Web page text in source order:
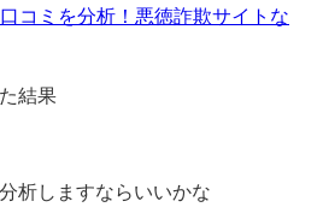
コミを分析！悪徳詐欺サイトな
結果
析しますならいいかな